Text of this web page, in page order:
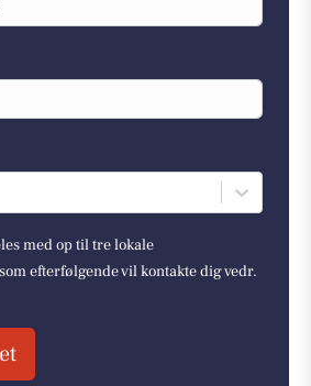
med op til tre lokale
efterfølgende vil kontakte dig vedr.